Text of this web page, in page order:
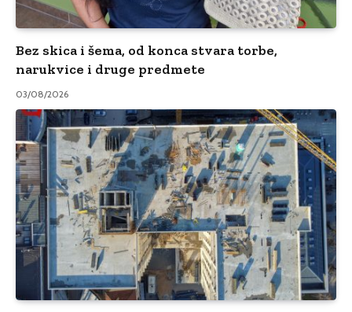
Bez skica i šema, od konca stvara torbe,
narukvice i druge predmete
03/08/2026